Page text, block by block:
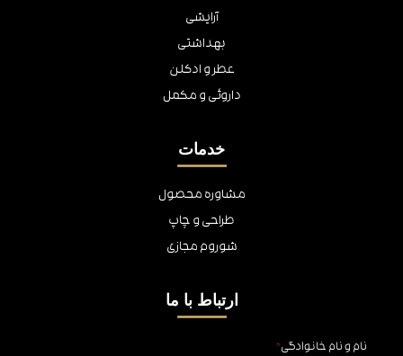
آرایشی
بهداشتی
عطر و ادکلن
داروئی و مکمل
خدمات
مشاوره محصول
طراحی و چاپ
شوروم مجازی
ارتباط با ما
نام و نام خانوادگی*